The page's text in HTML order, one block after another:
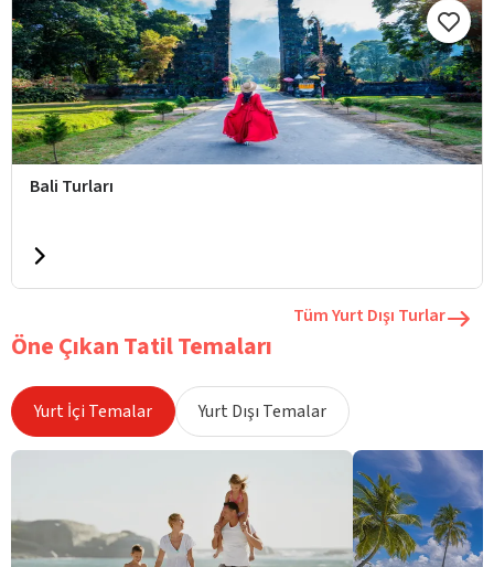
Bali Turları
Tüm Yurt Dışı Turlar
Öne Çıkan Tatil Temaları
Yurt İçi Temalar Yurt Dışı Temalar